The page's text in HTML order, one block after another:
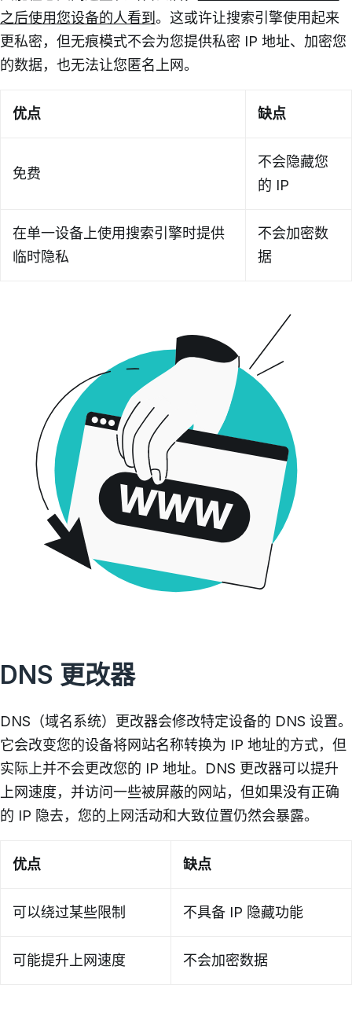
之后使用您设备的人看到 。这或许让搜索引擎使用起来
更私密，但无痕模式不会为您提供私密 IP 地址、加密您
的数据，也无法让您匿名上网。
优点 缺点
免费
不会隐藏您
的 IP
在单一设备上使用搜索引擎时提供
临时隐私
不会加密数
据
DNS 更改器
DNS（域名系统）更改器会修改特定设备的 DNS 设置。
它会改变您的设备将网站名称转换为 IP 地址的方式，但
实际上并不会更改您的 IP 地址。DNS 更改器可以提升
上网速度，并访问一些被屏蔽的网站，但如果没有正确
的 IP 隐去，您的上网活动和大致位置仍然会暴露。
优点 缺点
可以绕过某些限制 不具备 IP 隐藏功能
可能提升上网速度 不会加密数据